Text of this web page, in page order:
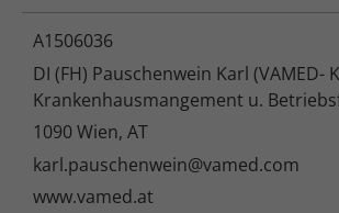
A1506036
DI (FH) Pauschenwein Karl (VAMED-
Krankenhausmangement u.
1090 Wien, AT
karl.pauschenwein@vamed.com
www.vamed.at